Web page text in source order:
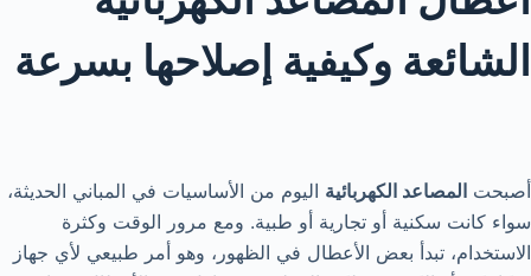
الشائعة وكيفية إصلاحها بسرعة
أصبحت المصاعد الكهربائية اليوم من الأساسيات في المباني الحديثة،
سواء كانت سكنية أو تجارية أو طبية. ومع مرور الوقت وكثرة
الاستخدام، تبدأ بعض الأعطال في الظهور، وهو أمر طبيعي لأي جهاز